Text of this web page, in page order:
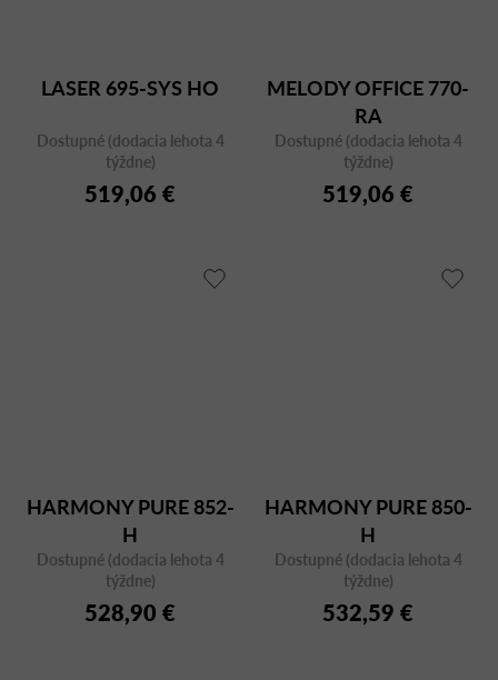
LASER 695-SYS HO
Dostupné (dodacia lehota 4
týždne)
519,06 €
MELODY OFFICE 770-
RA
Dostupné (dodacia lehota 4
týždne)
519,06 €
HARMONY PURE 852-
H
Dostupné (dodacia lehota 4
týždne)
528,90 €
HARMONY PURE 850-
H
Dostupné (dodacia lehota 4
týždne)
532,59 €